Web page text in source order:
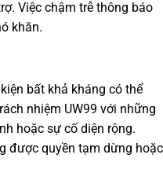
Việc chậm trễ thông báo
khăn.
bất khả kháng có thể
nhiệm UW99 với những
hoặc sự cố diện rộng.
được quyền tạm dừng hoặc